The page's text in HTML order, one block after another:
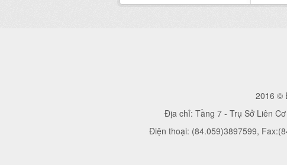
2016 ©
Địa chỉ: Tầng 7 - Trụ Sở Liên
Điện thoại: (84.059)3897599,